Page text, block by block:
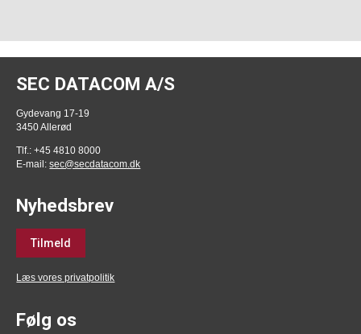
SEC DATACOM A/S
Gydevang 17-19
3450 Allerød
Tlf.: +45 4810 8000
E-mail:sec@secdatacom.dk
Nyhedsbrev
Tilmeld
Læs vores privatpolitik
Følg os